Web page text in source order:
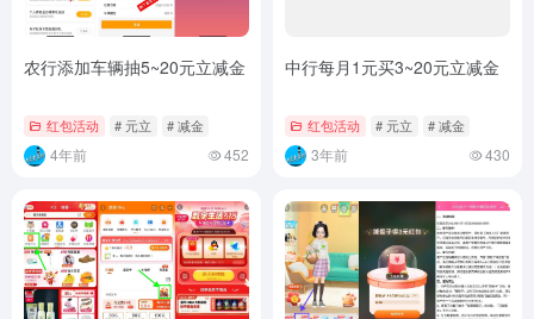
农行添加车辆抽5~20元立减金
红包活动 # 元立 # 减金
4年前 452
中行每月1元买3~20元立减金
红包活动 # 元立 # 减金
3年前 430